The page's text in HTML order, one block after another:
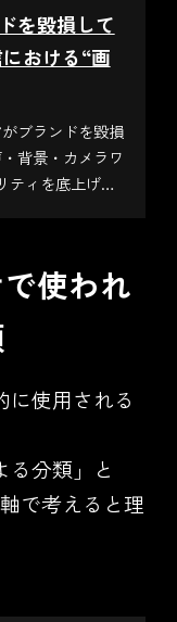
を毀損して
おける“画
ブランドを毀損
背景・カメラワ
ティを底上げす
使われ
に使用される
る分類」と
で考えると理